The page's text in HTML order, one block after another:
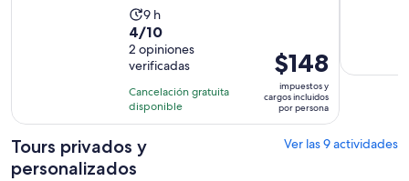
La
actividad
dura
9
horas
9 h
4.0
de
10
con
2
opiniones
4/10
2 opiniones
verificadas
Cancelación gratuita
disponible
El
precio
es
de
por
$148
impuestos y
cargos incluidos
por persona
Tours privados y
personalizados
Ver las 9 actividades